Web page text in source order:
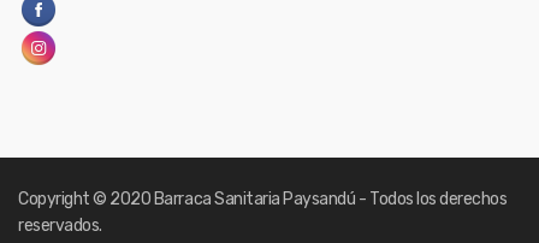
Copyright© 2020 Barraca Sanitaria Paysandú - Todos los derechos
reservados.